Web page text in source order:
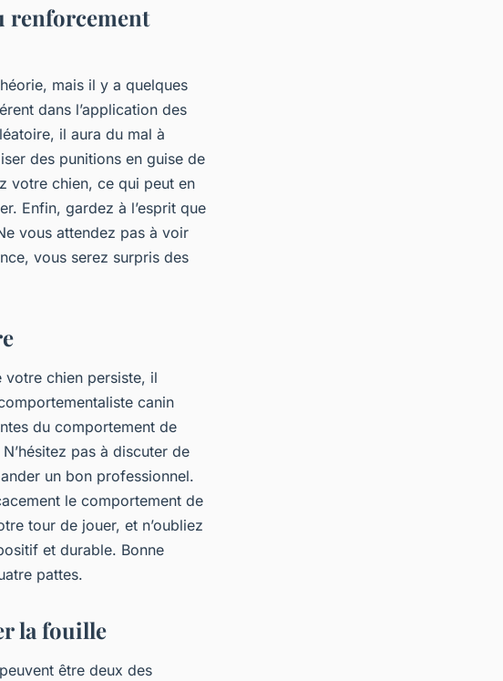
renforcement
mais il y a quelques
dans l’application des
il aura du mal à
des punitions en guise de
votre chien, ce qui peut en
Enfin, gardez à l’esprit que
vous attendez pas à voir
vous serez surpris des
chien persiste, il
canin
du comportement de
pas à discuter de
un bon professionnel.
le comportement de
tour de jouer, et n’oubliez
et durable. Bonne
pattes.
la fouille
être deux des